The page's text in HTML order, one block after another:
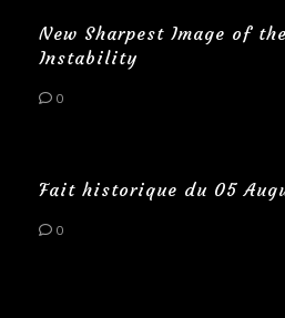
New Sharpest Image of
Instability
0
Fait historique du 05
0